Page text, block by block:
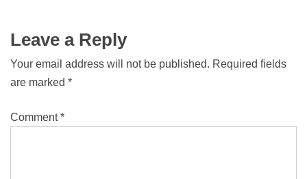
Leave a Reply
Your email address will not be published. Required fields
are marked *
Comment*